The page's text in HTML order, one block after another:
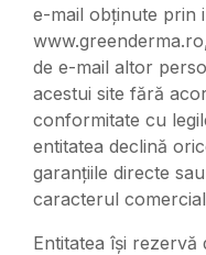
e-mail obținute prin
de e-mail altor
acestui site fără
conformitate cu
entitatea declină
garanțiile directe
caracterul
Entitatea își rezervă